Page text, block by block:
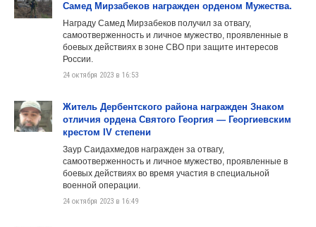
Самед Мирзабеков награжден орденом Мужества.
Награду Самед Мирзабеков получил за отвагу,
самоотверженность и личное мужество, проявленные в
боевых действиях в зоне СВО при защите интересов
России.
24 октября 2023 в 16:53
Житель Дербентского района награжден Знаком
отличия ордена Святого Георгия — Георгиевским
крестом IV степени
Заур Саидахмедов награжден за отвагу,
самоотверженность и личное мужество, проявленные в
боевых действиях во время участия в специальной
военной операции.
24 октября 2023 в 16:49